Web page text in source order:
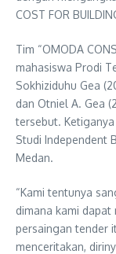
COST FOR
Tim “OMODA
mahasiswa Prodi
Sokhiziduhu Gea
dan Otniel A. Gea
tersebut.
Studi Independent
Medan.
“Kami tentunya
dimana kami
persaingan tender
menceritakan,